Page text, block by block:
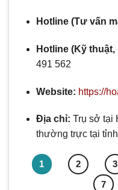
Hotline (Tư vấn
Hotline (Kỹ
491 562
Website: https://
Địa chỉ: Trụ sở tại
thường trực tại
1 2 3
7